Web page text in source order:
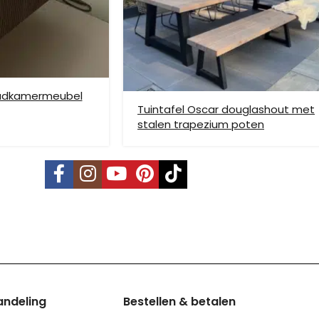
is niet mogelijk. Dient je meubel met een verhuislift op de
op etage rekenen wij hier extra kosten voor, prijs op
mogelijk. Kleine pakketten kunnen via DHL verstuurd worden,
is per pallet en is op aanvraag.
Tuintafel Oscar douglashout met
stalen trapezium poten
Bestellen & betalen